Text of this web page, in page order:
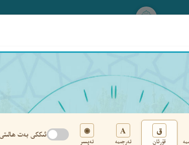
ق
قۇرئان
A
تەرجىمە
◉
تەپسىر
ئىككى بەت ھالىتى